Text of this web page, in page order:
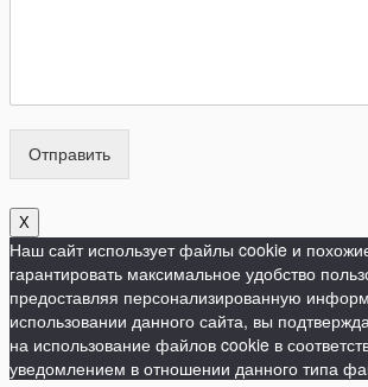
Отправить
X
Наш сайт использует файлы cookie и
гарантировать максимальное удобство
предоставляя персонализированную
использовании данного сайта, вы
на использование файлов cookie в
уведомлением в отношении данного типа